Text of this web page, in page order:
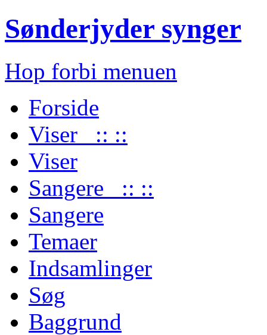
Sønderjyder synger
Hop forbi menuen
Forside
Viser :: ::
Viser
Sangere :: ::
Sangere
Temaer
Indsamlinger
Søg
Baggrund